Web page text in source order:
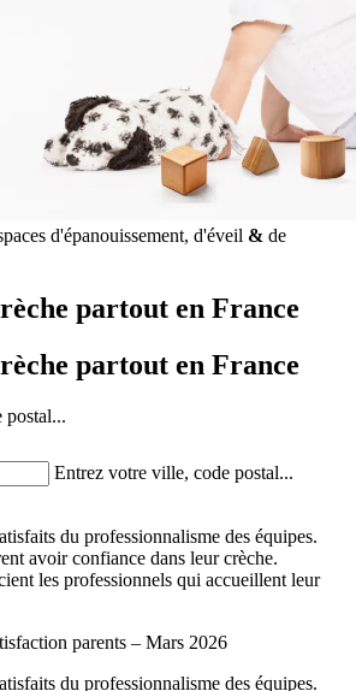
d'épanouissement, d'éveil & de
partout en France
partout en France
postal...
Entrez votre ville, code postal...
du professionnalisme des équipes.
avoir confiance dans leur crèche.
les professionnels qui accueillent leur
parents – Mars 2026
du professionnalisme des équipes.